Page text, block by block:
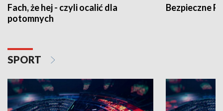
Fach, że hej - czyli ocalić dla
potomnych
Bezpieczne
SPORT